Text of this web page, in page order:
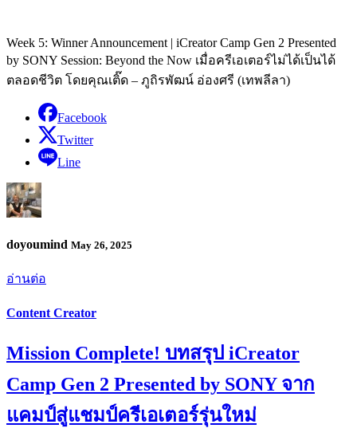
Week 5: Winner Announcement | iCreator Camp Gen 2 Presented
by SONY Session: Beyond the Now เมื่อครีเอเตอร์ไม่ได้เป็นได้
ตลอดชีวิต โดยคุณเติ๊ด – ภูถิรพัฒน์ อ่องศรี (เทพลีลา)
Facebook
Twitter
Line
doyoumind May 26, 2025
อ่านต่อ
Content Creator
Mission Complete! บทสรุป iCreator
Camp Gen 2 Presented by SONY จาก
แคมป์สู่แชมป์ครีเอเตอร์รุ่นใหม่